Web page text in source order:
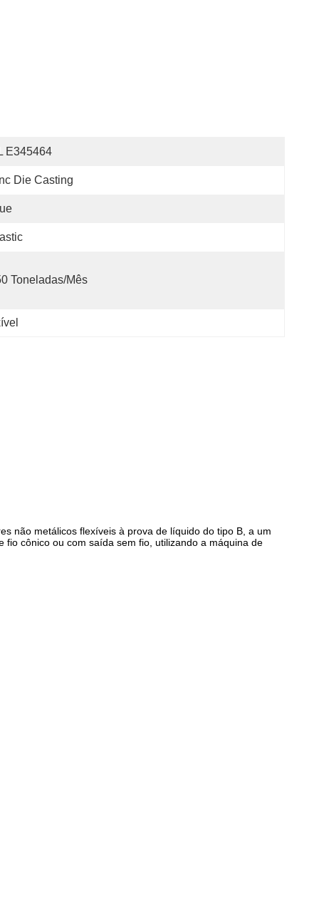
E345464
Die Casting
Toneladas/mês
não metálicos flexíveis à prova de líquido do tipo B, a um
cônico ou com saída sem fio, utilizando a máquina de